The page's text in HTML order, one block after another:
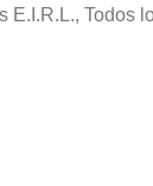
Todos